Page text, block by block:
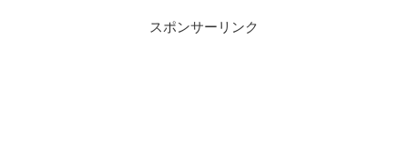
スポンサーリンク